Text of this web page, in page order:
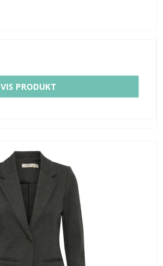
VIS PRODUKT